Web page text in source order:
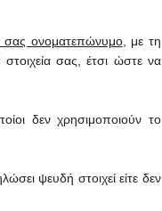
σας ονοματεπώνυμο, με τη
σας, έτσι ώστε να
δεν χρησιμοποιούν το
ψευδή στοιχεί είτε δεν